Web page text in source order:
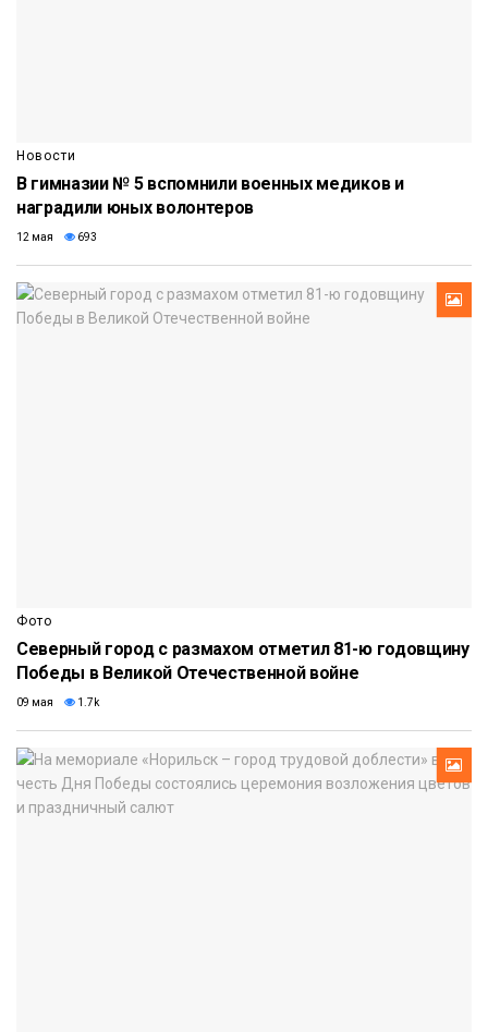
Новости
В гимназии № 5 вспомнили военных медиков и
наградили юных волонтеров
12 мая 693
Фото
Северный город с размахом отметил 81-ю годовщину
Победы в Великой Отечественной войне
09 мая 1.7k